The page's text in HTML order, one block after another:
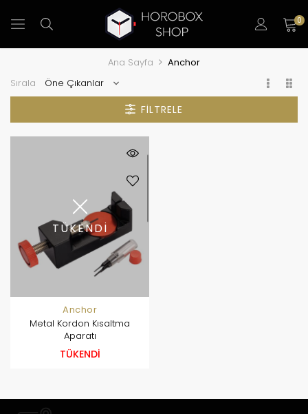
0
Ana Sayfa Anchor
Sırala
FILTRELE
TÜKENDİ
Anchor
Metal Kordon Kısaltma
Aparatı
TÜKENDİ